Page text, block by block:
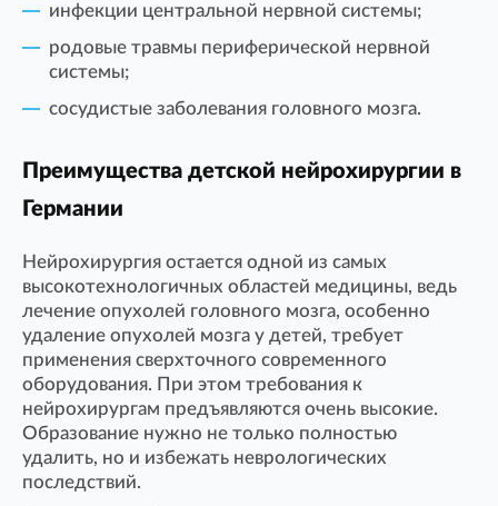
инфекции центральной нервной системы;
родовые травмы периферической нервной
системы;
сосудистые заболевания головного мозга.
Преимущества детской нейрохирургии в
Германии
Нейрохирургия остается одной из самых
высокотехнологичных областей медицины, ведь
лечение опухолей головного мозга, особенно
удаление опухолей мозга у детей, требует
применения сверхточного современного
оборудования. При этом требования к
нейрохирургам предъявляются очень высокие.
Образование нужно не только полностью
удалить, но и избежать неврологических
последствий.